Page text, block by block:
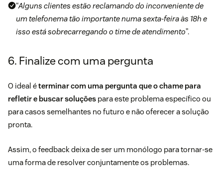
“Alguns clientes estão reclamando do inconveniente de
um telefonema tão importante numa sexta-feira às 18h e
isso está sobrecarregando o time de atendimento”.
6. Finalize com uma pergunta
O ideal éterminar com uma pergunta que o chame para
refletir e buscar soluções para este problema específico ou
para casos semelhantes no futuro e não oferecer a solução
pronta.
Assim, o feedback deixa de ser um monólogo para tornar-se
uma forma de resolver conjuntamente os problemas.